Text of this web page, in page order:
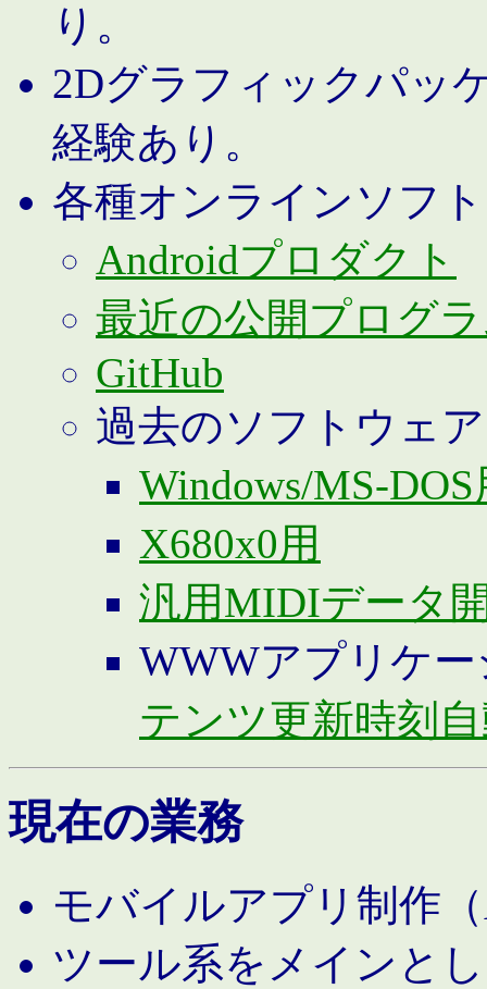
り。
2Dグラフィックパッ
経験あり。
各種オンラインソフ
Androidプロダクト
最近の公開プログ
GitHub
過去のソフトウェア
Windows/MS-DOS
X680x0用
汎用MIDIデータ
WWWアプリケ
テンツ更新時刻
現在の業務
モバイルアプリ制作
ツール系をメインと